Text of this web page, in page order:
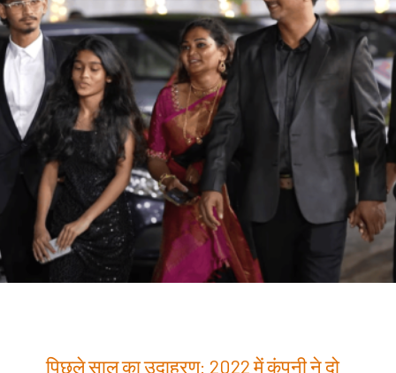
पिछले साल का उदाहरण: 2022 में कंपनी ने दो